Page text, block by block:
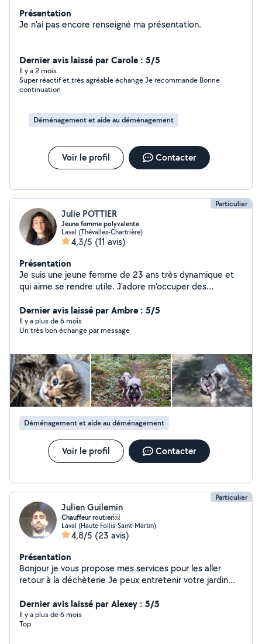
Présentation
Je n'ai pas encore renseigné ma présentation.
Dernier avis laissé par Carole : 5/5
Il y a 2 mois
Super réactif et très agréable échange Je recommande Bonne
continuation
Déménagement et aide au déménagement
Voir le profil Contacter
Particulier
Julie POTTIER
Jeune femme polyvalente
Laval (Thévalles-Chartrière)
4,3/5 (11 avis)
Présentation
Je suis une jeune femme de 23 ans très dynamique et
qui aime se rendre utile. J'adore m'occuper des
me déplacer pour aider à effectuer des
déménagements ou du covoiturage ou bien pour du
ménage.
Dernier avis laissé par Ambre : 5/5
Il y a plus de 6 mois
Un très bon échange par message
Déménagement et aide au déménagement
Voir le profil Contacter
Particulier
Julien Guilemin
Chauffeur routier￼
Laval (Haute Follis-Saint-Martin)
4,8/5 (23 avis)
Présentation
Bonjour je vous propose mes services pour les aller
retour à la déchèterie Je peux entretenir votre jardin
en endroit je peux aussi vous y amener si vous n'êtes
pas véhiculé Hésiter pas à me contacter pour qu'on
puisse voir ensemble si je peux vous aider
Dernier avis laissé par Alexey : 5/5
Il y a plus de 6 mois
Top